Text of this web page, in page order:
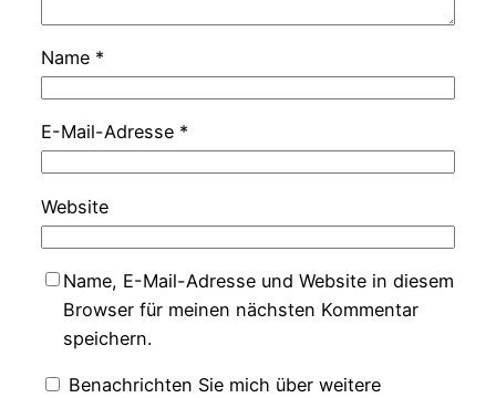
Name *
E-Mail-Adresse *
Website
Name, E-Mail-Adresse und Website in diesem
Browser für meinen nächsten Kommentar
speichern.
Benachrichten Sie mich über weitere